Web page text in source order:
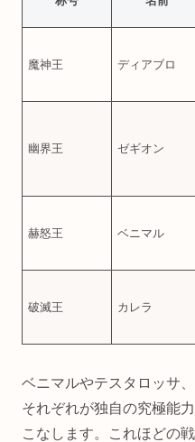
魔神王 ディアブロ
幽界王 ゼギオン
赫怒王 ベニマル
破滅王 カレラ
ベニマルやテスタロッサ
それぞれが独自の究極能
こなします。これほどの